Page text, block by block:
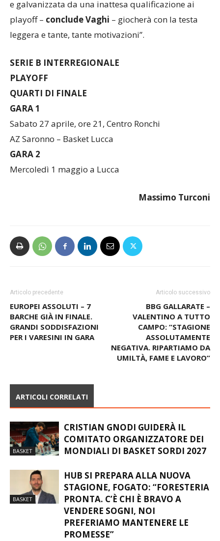
e galvanizzata da una inattesa qualificazione ai
playoff – conclude Vaghi – giocherà con la testa
leggera e tante, tante motivazioni”.
SERIE B INTERREGIONALE
PLAYOFF
QUARTI DI FINALE
GARA 1
Sabato 27 aprile, ore 21, Centro Ronchi
AZ Saronno – Basket Lucca
GARA 2
Mercoledì 1 maggio a Lucca
Massimo Turconi
Articolo precedente
EUROPEI ASSOLUTI – 7
BARCHE GIÀ IN FINALE.
GRANDI SODDISFAZIONI
PER I VARESINI IN GARA
Articolo successivo
BBG GALLARATE –
VALENTINO A TUTTO
CAMPO: “STAGIONE
ASSOLUTAMENTE
NEGATIVA. RIPARTIAMO DA
UMILTÀ, FAME E LAVORO”
ARTICOLI CORRELATI
BASKET
CRISTIAN GNODI GUIDERÀ IL
COMITATO ORGANIZZATORE DEI
MONDIALI DI BASKET SORDI 2027
BASKET
HUB SI PREPARA ALLA NUOVA
STAGIONE, FOGATO: “FORESTERIA
PRONTA. C’È CHI È BRAVO A
VENDERE SOGNI, NOI
PREFERIAMO MANTENERE LE
PROMESSE”